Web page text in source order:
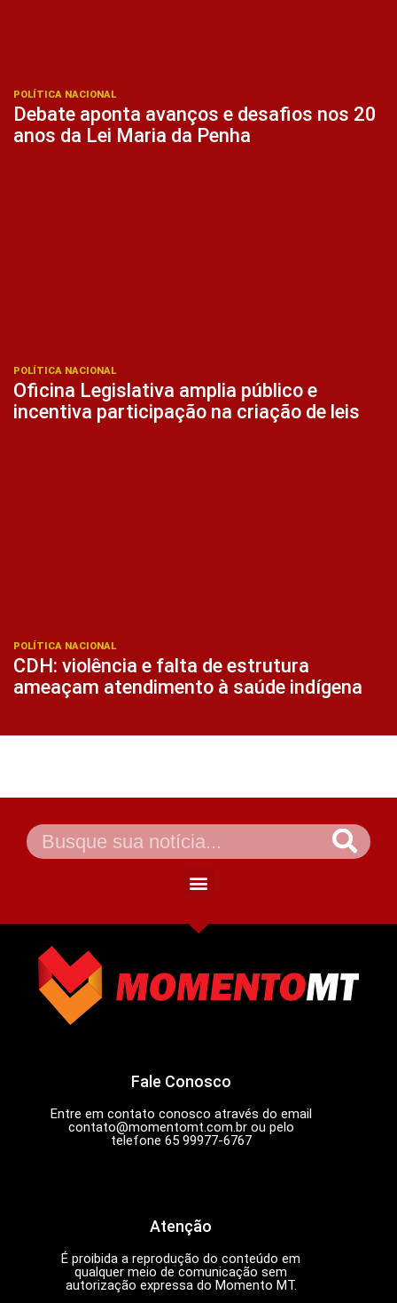
POLÍTICA NACIONAL
Debate aponta avanços e desafios nos 20
anos da Lei Maria da Penha
POLÍTICA NACIONAL
Oficina Legislativa amplia público e
incentiva participação na criação de leis
POLÍTICA NACIONAL
CDH: violência e falta de estrutura
ameaçam atendimento à saúde indígena
Fale Conosco
Entre em contato conosco através do email
contato@momentomt.com.brou pelo
telefone 65 99977-6767
Atenção
É proibida a reprodução do conteúdo em
qualquer meio de comunicação sem
autorização expressa do Momento MT.